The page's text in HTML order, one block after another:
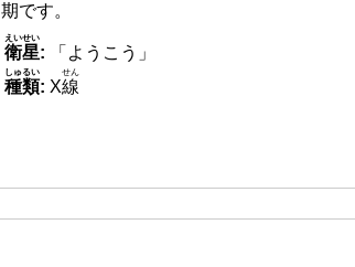
期です。
衛星
えいせい
:
「ようこう」
種類
しゅるい
: X線
せん